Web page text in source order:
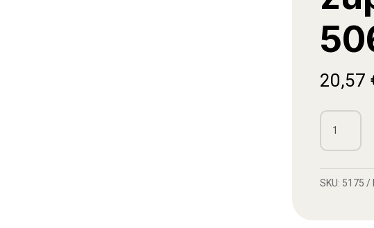
20,57
Zupčanik
ulaznog
IMT
SKU: 5175